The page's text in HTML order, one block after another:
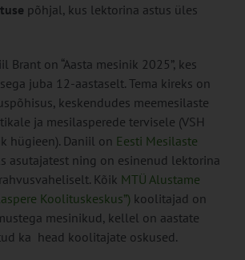
põhjal, kus lektorina astus üles
Brant on “Aasta mesinik 2025”, kes
juba 12-aastaselt. Tema kireks on
keskendudes meemesilaste
ja mesilasperede tervisele (VSH
hügieen). Daniil on Eesti Mesilaste
asutajatest ning on esinenud lektorina
Kõik MTÜ Alustame
Koolituskeskus”) koolitajad on
mesinikud, kellel on aastate
ka head koolitajate oskused.